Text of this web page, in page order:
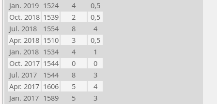
Jan. 2019 1524 4
0,5
Oct. 2018 1539 2
0,5
Jul. 2018
1554 8
4
Apr. 2018 1510 3
0,5
Jan. 2018 1534 4
1
Oct. 2017 1544 0
0
Jul. 2017
1544 8
3
Apr. 2017 1606 5
4
Jan. 2017 1589 5
3